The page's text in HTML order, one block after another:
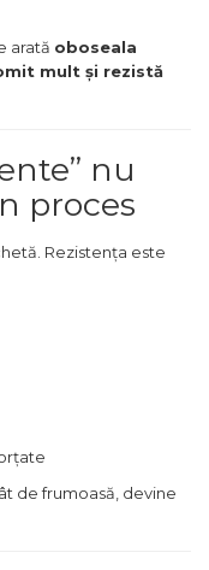
arată oboseala
mult și rezistă
nu
proces
Rezistența este
de frumoasă, devine